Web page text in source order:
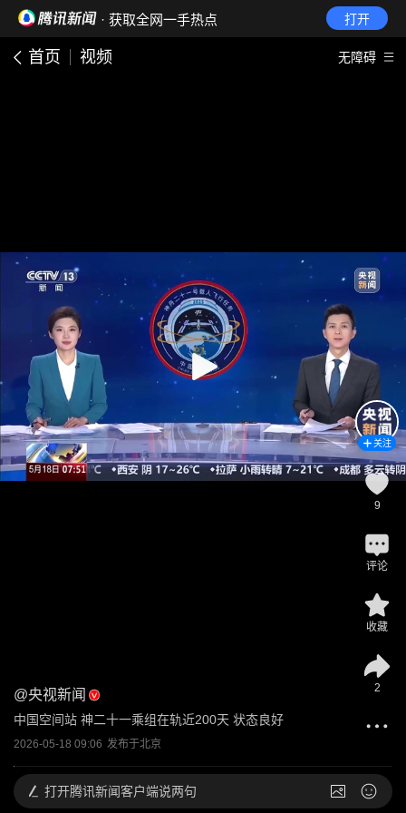
· 获取全网一手热点 打开
首页 视频 无障碍
@央视新闻
中国空间站 神二十一乘组在轨近200天 状态良好
2026-05-18 09:06 发布于北京
关注
9
评论
收藏
2
打开腾讯新闻客户端说两句